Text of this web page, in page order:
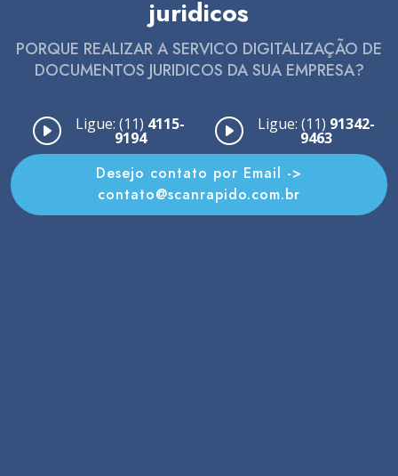
juridicos
PORQUE REALIZAR A SERVICO DIGITALIZAÇÃO DE
DOCUMENTOS JURIDICOS DA SUA EMPRESA?
Ligue: (11) 4115-
9194
Ligue: (11) 91342-
9463
-
Desejo contato por Email ->
contato@scanrapido.com.br